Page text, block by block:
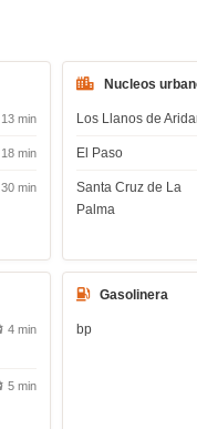
13 min
18 min
30 min
Nucleos
Los Llanos de
El Paso
Santa Cruz de La
Palma
4 min
5 min
Gasolinera
bp